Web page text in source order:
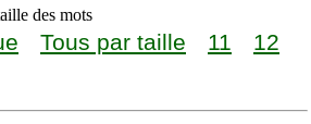
des mots
Tous par taille 11
12